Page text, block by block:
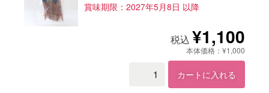
賞味期限：2027年5月8日 以降
税込 ¥1,100
本体価格：¥1,000
カートに入れる